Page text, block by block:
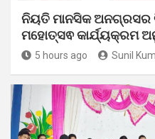
ନିୟତି ମାନସିକ ଅନଗ୍ରସର
ମହୋତ୍ସଵ କାର୍ଯ୍ୟକ୍ରମ
5 hours ago Sunil